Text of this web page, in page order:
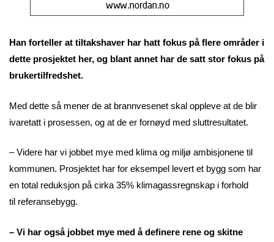
Han forteller at tiltakshaver har hatt fokus på flere områder i
dette prosjektet her, og blant annet har de satt stor fokus på
brukertilfredshet.
Med dette så mener de at brannvesenet skal oppleve at de blir
ivaretatt i prosessen, og at de er fornøyd med sluttresultatet.
– Videre har vi jobbet mye med klima og miljø ambisjonene til
kommunen. Prosjektet har for eksempel levert et bygg som har
en total reduksjon på cirka 35% klimagassregnskap i forhold
til referansebygg.
– Vi har også jobbet mye med å definere rene og skitne